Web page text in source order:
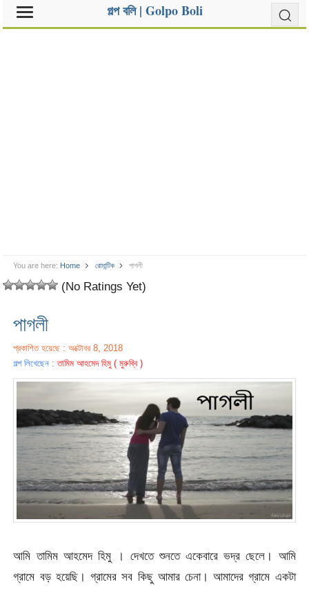
গল্প বলি | Golpo Boli
You are here: Home রোমান্টিক পাগলী
(No Ratings Yet)
পাগলী
প্রকাশিত হয়েছে : অক্টোবর 8, 2018
গল্প লিখেছেন :তামিম আহমেদ হিমু ( মুরুব্বি )
আমি তামিম আহমেদ হিমু । দেখতে শুনতে একেবারে ভদ্র ছেলে। আমি
গ্রামে বড় হয়েছি। গ্রামের সব কিছু আমার চেনা। আমাদের গ্রামে একটা